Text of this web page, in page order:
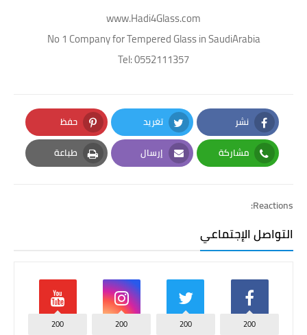
www.Hadi4Glass.com
No 1 Company for Tempered Glass in SaudiArabia
Tel: 0552111357
نشر
Facebook
تغريد
Twitter
حفظ
Pinterest
مشاركة
Whatsapp
إرسال
Email
طباعة
Print
Reactions:
التواصل الإجتماعي
200
200
200
200